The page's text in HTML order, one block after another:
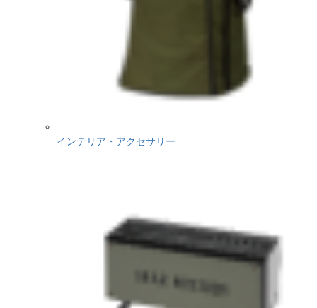
インテリア・アクセサリー